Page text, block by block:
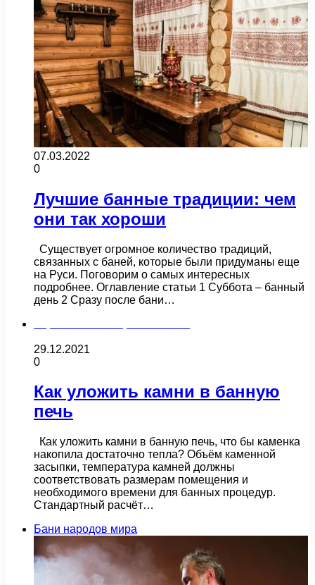
07.03.2022
0
Лучшие банные традиции: чем
они так хороши
Существует огромное количество традиций,
связанных с баней, которые были придуманы еще
на Руси. Поговорим о самых интересных
подробнее. Оглавление статьи 1 Суббота – банный
день 2 Сразу после бани…
29.12.2021
0
Как уложить камни в банную
печь
Как уложить камни в банную печь, что бы каменка
накопила достаточно тепла? Объём каменной
засыпки, температура камней должны
соответствовать размерам помещения и
необходимого времени для банных процедур.
Стандартный расчёт…
Бани народов мира